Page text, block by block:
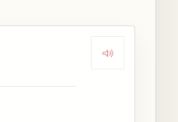
Dengarkan